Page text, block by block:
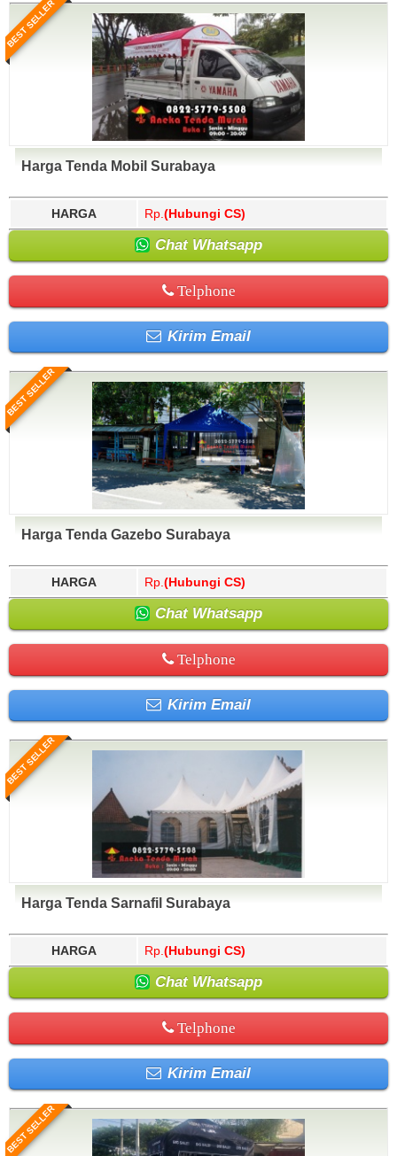
BEST SELLER
Harga Tenda Mobil Surabaya
HARGA Rp. (Hubungi CS)
Chat Whatsapp
Telphone
Kirim Email
BEST SELLER
Harga Tenda Gazebo Surabaya
HARGA Rp. (Hubungi CS)
Chat Whatsapp
Telphone
Kirim Email
BEST SELLER
Harga Tenda Sarnafil Surabaya
HARGA Rp. (Hubungi CS)
Chat Whatsapp
Telphone
Kirim Email
BEST SELLER